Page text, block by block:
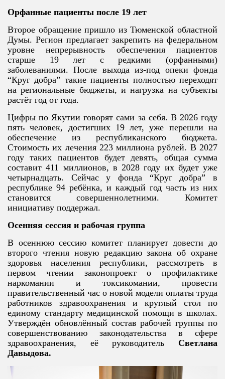
Орфанные пациенты после 19 лет
Второе обращение пришло из Тюменской областной
Думы. Регион предлагает закрепить на федеральном
уровне непрерывность обеспечения пациентов
старше 19 лет с редкими (орфанными)
заболеваниями. После выхода из-под опеки фонда
“Круг добра” такие пациенты полностью переходят
на региональные бюджеты, и нагрузка на субъекты
растёт год от года.
Цифры по Якутии говорят сами за себя. В 2026 году
пять человек, достигших 19 лет, уже перешли на
обеспечение из республиканского бюджета.
Стоимость их лечения 223 миллиона рублей. В 2027
году таких пациентов будет девять, общая сумма
составит 411 миллионов, в 2028 году их будет уже
четырнадцать. Сейчас у фонда “Круг добра” в
республике 94 ребёнка, и каждый год часть из них
становится совершеннолетними. Комитет
инициативу поддержал.
Осенняя сессия и рабочая группа
В осеннюю сессию комитет планирует довести до
второго чтения новую редакцию закона об охране
здоровья населения республики, рассмотреть в
первом чтении законопроект о профилактике
наркомании и токсикомании, провести
правительственный час о новой модели оплаты труда
работников здравоохранения и круглый стол по
единому стандарту медицинской помощи в школах.
Утверждён обновлённый состав рабочей группы по
совершенствованию законодательства в сфере
здравоохранения, её руководитель Светлана
Давыдова.